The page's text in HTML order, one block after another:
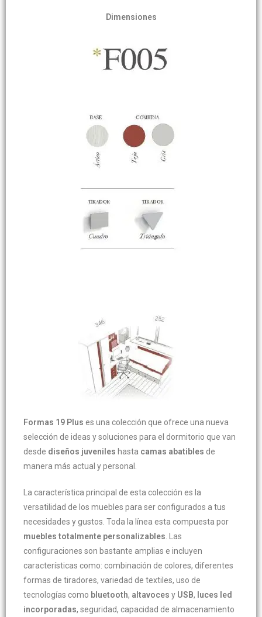
Dimensiones
Formas 19 Plus es una colección que ofrece una nueva
selección de ideas y soluciones para el dormitorio que van
desde diseños juveniles hasta camas abatibles de
manera más actual y personal.
La característica principal de esta colección es la
versatilidad de los muebles para ser configurados a tus
necesidades y gustos. Toda la línea esta compuesta por
muebles totalmente personalizables . Las
configuraciones son bastante amplias e incluyen
características como: combinación de colores, diferentes
formas de tiradores, variedad de textiles, uso de
tecnologías como bluetooth, altavoces y USB, luces led
incorporadas, seguridad, capacidad de almacenamiento